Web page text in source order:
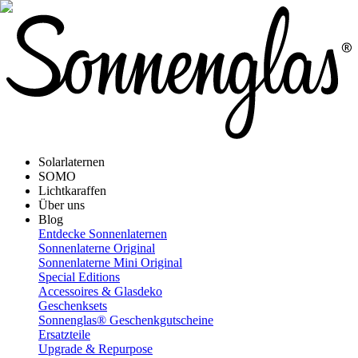
Solarlaternen
SOMO
Lichtkaraffen
Über uns
Blog
Entdecke Sonnenlaternen
Sonnenlaterne Original
Sonnenlaterne Mini Original
Special Editions
Accessoires & Glasdeko
Geschenksets
Sonnenglas® Geschenkgutscheine
Ersatzteile
Upgrade & Repurpose